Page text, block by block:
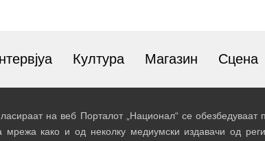
Култура Магазин Сцена
на веб Порталот „Национал“ се обезбедуваат
мрежа како и од неколку медиумски издавачи од